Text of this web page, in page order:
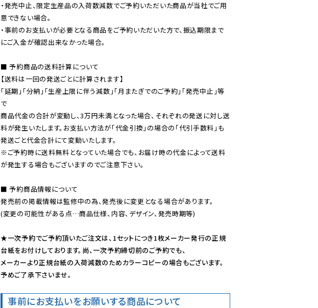
・発売中止、限定生産品の入荷数減数でご予約いただいた商品が当社でご用
意できない場合。
・事前のお支払いが必要となる商品をご予約いただいた方で、振込期限まで
にご入金が確認出来なかった場合。
■ 予約商品の送料計算について
【送料は一回の発送ごとに計算されます】
「延期」「分納」「生産上限に伴う減数」「月またぎでのご予約」「発売中止」等
で
商品代金の合計が変動し、3万円未満となった場合、それぞれの発送に対し送
料が発生いたします。お支払い方法が「代金引換」の場合の「代引手数料」も
※ご予約時に送料無料となっていた場合でも、お届け時の代金によって送料
が発生する場合もございますのでご注意下さい。
■ 予約商品情報について
発売前の掲載情報は監修中の為、発売後に変更となる場合があります。
(変更の可能性がある点…商品仕様、内容、デザイン、発売時期等)
★一次予約でご予約頂いたご注文は、1セットにつき1枚メーカー発行の正規
台紙をお付けしております。尚、一次予約締切前のご予約でも、
メーカーより正規台紙の入荷減数のためカラーコピーの場合もございます。
予めご了承下さいませ。
事前にお支払いをお願いする商品について